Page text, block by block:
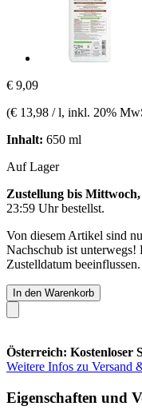
€ 9,09
(€ 13,98 / l, inkl. 20%
Inhalt: 650 ml
Auf Lager
Zustellung bis
23:59 Uhrbestellst.
Von diesem Artikel sind
Nachschub ist unterwegs!
Zustelldatum beeinflussen.
In den Warenkorb
Österreich: Kostenloser
Weitere Infos zu Versand
Eigenschaften und